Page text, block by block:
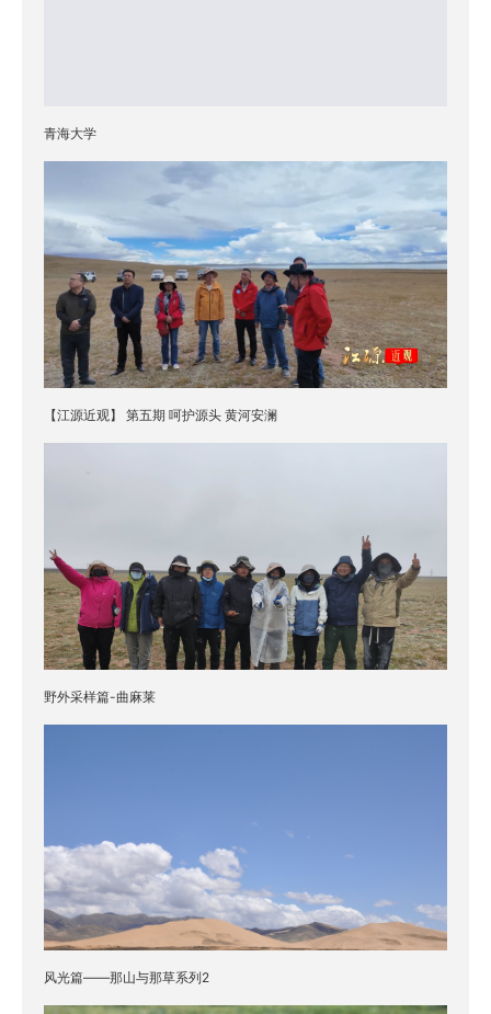
青海大学
【江源近观】 第五期 呵护源头 黄河安澜
野外采样篇-曲麻莱
风光篇——那山与那草系列2